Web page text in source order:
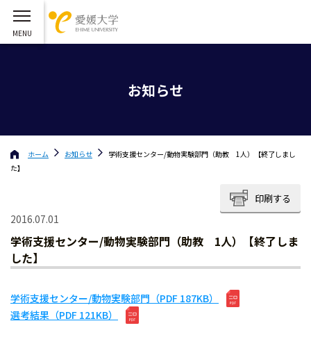
お知らせ
ホーム お知らせ
学術支援センター/動物実験部門（助教 1人）【終了しまし
た】
印刷する
2016.07.01
学術支援センター/動物実験部門（助教 1人）【終了しま
した】
学術支援センター/動物実験部門（PDF 187KB）
選考結果（PDF 121KB）